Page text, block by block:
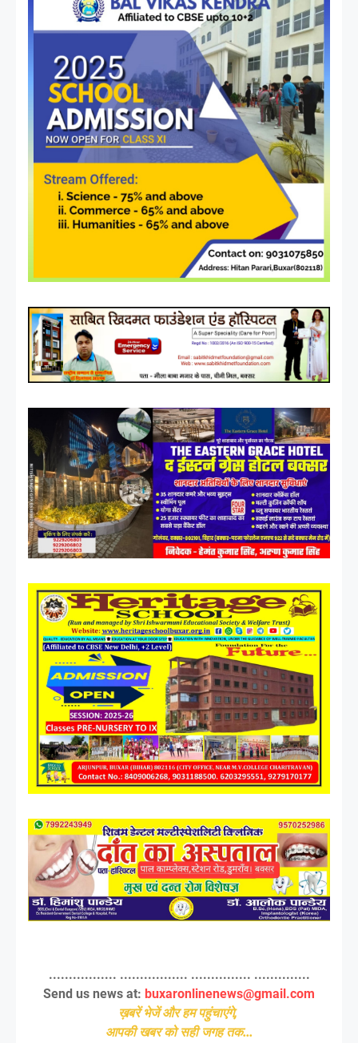
................. ................. ............... ..............
Send us news at: buxaronlinenews@gmail.com
ख़बरें भेजें और हम पहुंचाएंगे,
आपकी खबर को सही जगह तक...